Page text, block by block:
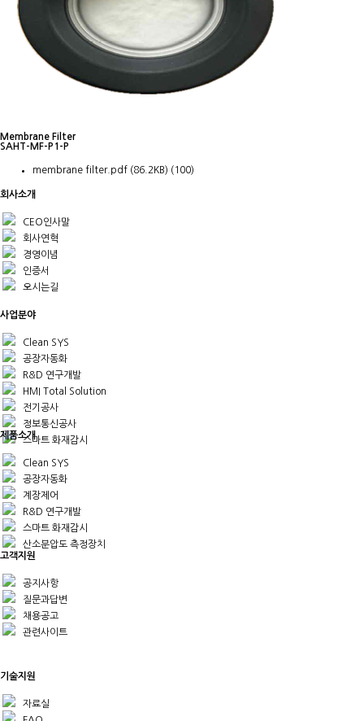
Membrane Filter
SAHT-MF-P1-P
membrane filter.pdf (86.2KB) (100)
회사소개
CEO인사말
회사연혁
경영이념
인증서
오시는길
사업분야
Clean SYS
공장자동화
R&D 연구개발
HMI Total Solution
전기공사
정보통신공사
스마트 화재감시
제품소개
Clean SYS
공장자동화
계장제어
R&D 연구개발
스마트 화재감시
산소분압도 측정장치
고객지원
공지사항
질문과답변
채용공고
관련사이트
기술지원
자료실